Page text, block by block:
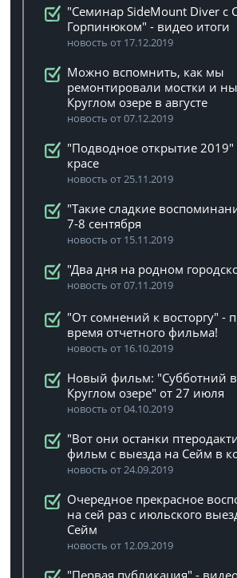
"Семинар SideMount Diver с
Горпинюком" - видео итоги
новость от 17.12.2019
Можно вспомнить, как мы
ремонтировали мостки и
Круглом озере в августе
новость от 07.12.2019
"Подводное открытие 2019"
красе
новость от 25.11.2019
"Такие сладкие
7-8 сентября
новость от 15.11.2019
"Два дня на родном
новость от 07.11.2019
"От сомнений к восторгу" -
время отчетного фильма!
новость от 16.10.2019
Новый фильм: "Субботний
Круглом озере" от 27 июля
новость от 04.10.2019
"Вот они останки
фильм с выезда на Сейм в
новость от 24.09.2019
Очередное прекрасное
на сей раз с июльского
Сейм
новость от 12.09.2019
"Первая публикация" -